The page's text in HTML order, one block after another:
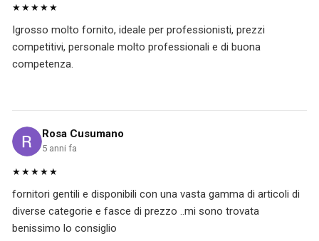
★★★★★
Igrosso molto fornito, ideale per professionisti, prezzi
competitivi, personale molto professionali e di buona
competenza.
Rosa Cusumano
5 anni fa
★★★★★
fornitori gentili e disponibili con una vasta gamma di articoli di
diverse categorie e fasce di prezzo ..mi sono trovata
benissimo lo consiglio